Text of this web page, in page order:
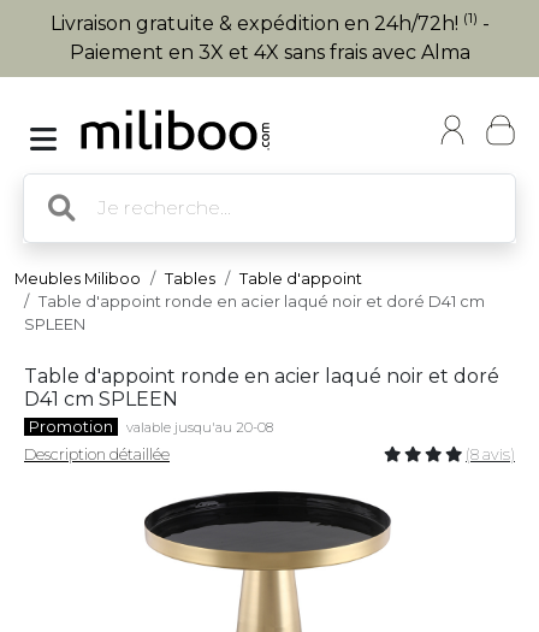
Livraison gratuite & expédition en 24h/72h! (1) -
Paiement en 3X et 4X sans frais avec Alma
Meubles Miliboo Tables
Table d'appoint
Table d'appoint ronde en acier laqué noir et doré D41 cm
SPLEEN
Table d'appoint ronde en acier laqué noir et doré
D41 cm SPLEEN
Promotion valable jusqu'au 20-08
Description détaillée (8 avis)